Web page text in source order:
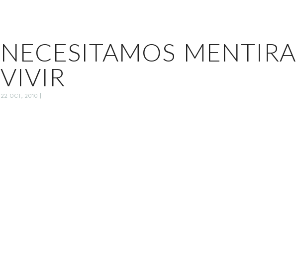
NECESITAMOS
VIVIR
22 OCT, 2010